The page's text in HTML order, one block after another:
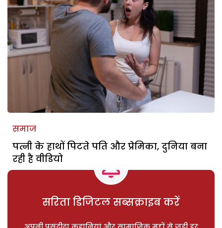
समाज
पत्नी के हाथों पिटते पति और प्रेमिका, दुनिया बना
रही है वीडियो
सरिता डिजिटल सब्सक्राइब करें